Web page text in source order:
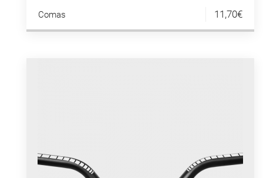
Comas 11,70€